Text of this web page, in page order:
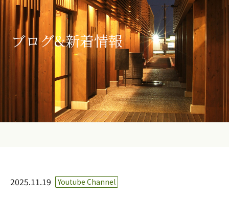
ブログ&新着情報
2025.11.19 Youtube Channel